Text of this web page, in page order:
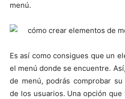
menú.
Es así como consigues que un
el menú donde se encuentre.
de menú, podrás comprobar
de los usuarios. Una opción